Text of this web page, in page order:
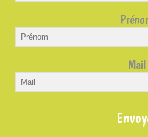
Mail